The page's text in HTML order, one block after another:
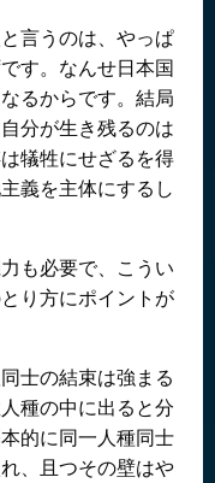
言うのは、やっぱ
す。なんせ日本国
るからです。結局
分が生き残るのは
犠牲にせざるを得
義を主体にするし
も必要で、こうい
り方にポイントが
士の結束は強まる
種の中に出ると分
的に同一人種同士
、且つその壁はや